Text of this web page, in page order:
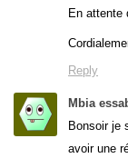
En attente
Reply
Mbia
Bonsoir je
avoir une